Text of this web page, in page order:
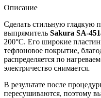
Описание
Сделать стильную гладкую
выпрямитель Sakura SA-
200°С. Его широкие
тефлоновое покрытие,
распределяется по
электричество снимается.
В результате после
пересушиваются, поэтому